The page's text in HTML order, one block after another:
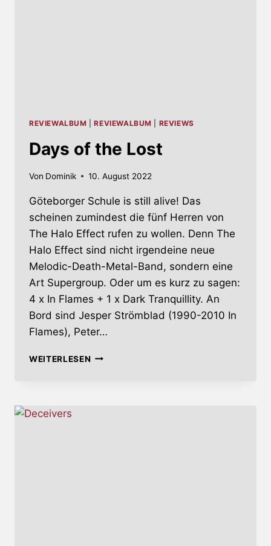
REVIEWALBUM |REVIEWALBUM REVIEWS
Days of the Lost
Von Dominik 10. August 2022
Göteborger Schule is still alive! Das
scheinen zumindest die fünf Herren von
The Halo Effect rufen zu wollen. Denn The
Halo Effect sind nicht irgendeine neue
Melodic-Death-Metal-Band, sondern eine
Art Supergroup. Oder um es kurz zu sagen:
4 x In Flames + 1 x Dark Tranquillity. An
Bord sind Jesper Strömblad (1990-2010 In
Flames), Peter…
WEITERLESENDAYS